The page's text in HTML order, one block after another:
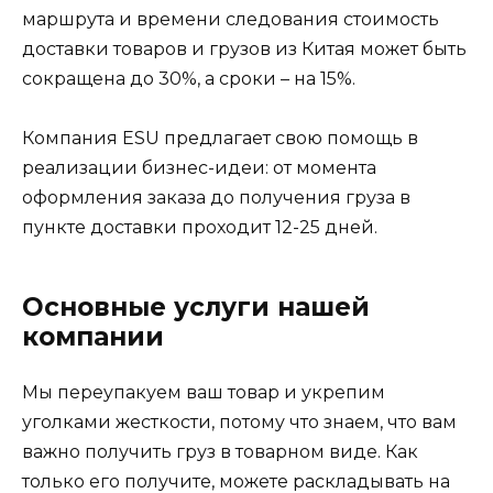
маршрута и времени следования стоимость
доставки товаров и грузов из Китая может быть
сокращена до 30%, а сроки – на 15%.
Компания ESU предлагает свою помощь в
реализации бизнес-идеи: от момента
оформления заказа до получения груза в
пункте доставки проходит 12-25 дней.
Основные услуги нашей
компании
Мы переупакуем ваш товар и укрепим
уголками жесткости, потому что знаем, что вам
важно получить груз в товарном виде. Как
только его получите, можете раскладывать на